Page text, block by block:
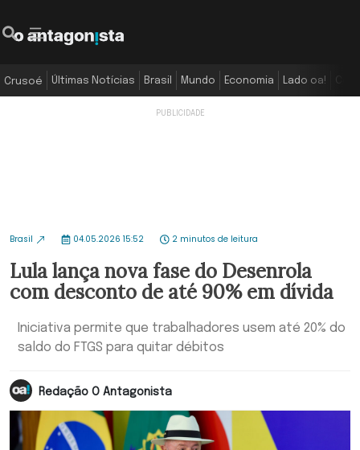
Crusoé Últimas Notícias Brasil Mundo Economia Lado oa!
Brasil 04.05.2026 15:52 2 minutos de leitura
Lula lança nova fase do Desenrola
com desconto de até 90% em dívida
Iniciativa permite que trabalhadores usem até 20% do
saldo do FTGS para quitar débitos
Redação O Antagonista